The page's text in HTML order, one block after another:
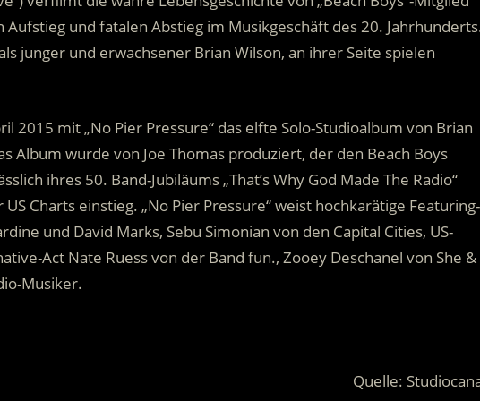
und fatalen Abstieg im Musikgeschäft des 20.
junger und erwachsener Brian Wilson, an ihrer Seite spielen
2015 mit „No Pier Pressure“ das elfte Solo-Studioalbum von Brian
Album wurde von Joe Thomas produziert, der den Beach Boys
ihres 50. Band-Jubiläums „That’s Why God Made The Radio“
Charts einstieg. „No Pier Pressure“ weist hochkarätige Featuring-
und David Marks, Sebu Simonian von den Capital Cities, US-
Act Nate Ruess von der Band fun., Zooey Deschanel von She &
Musiker.
Quelle: